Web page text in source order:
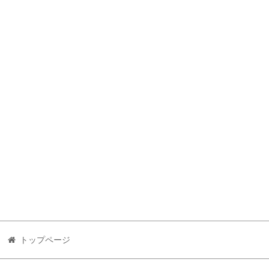
トップページ